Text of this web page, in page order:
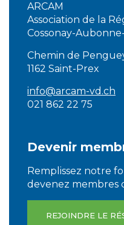
ARCAM
Association de la
Cossonay-
Chemin de
1162 Saint-Prex
info@arcam-vd.ch
021 862 22 75
Devenir
Remplissez notre
devenez membres
REJOINDRE LE